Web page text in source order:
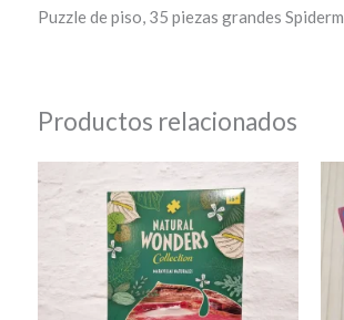
Puzzle de piso, 35 piezas grandes
Productos relacionados